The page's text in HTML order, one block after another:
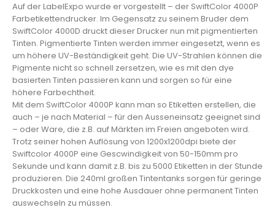
Auf der LabelExpo wurde er vorgestellt – der SwiftColor 4000P
Farbetikettendrucker. Im Gegensatz zu seinem Bruder dem
SwiftColor 4000D druckt dieser Drucker nun mit pigmentierten
Tinten. Pigmentierte Tinten werden immer eingesetzt, wenn es
um höhere UV-Beständigkeit geht. Die UV-Strahlen können die
Pigmente nicht so schnell zersetzen, wie es mit den dye
basierten Tinten passieren kann und sorgen so für eine
höhere Farbechtheit.
Mit dem SwiftColor 4000P kann man so Etiketten erstellen, die
auch – je nach Material – für den Ausseneinsatz geeignet sind
– oder Ware, die z.B. auf Märkten im Freien angeboten wird.
Trotz seiner hohen Auflösung von 1200x1200dpi biete der
Swiftcolor 4000P eine Gescwindigkeit von 50-150mm pro
Sekunde und kann damit z.B. bis zu 5000 Etiketten in der Stunde
produzieren. Die 240ml großen Tintentanks sorgen für geringe
Druckkosten und eine hohe Ausdauer ohne permanent Tinten
auswechseln zu müssen.